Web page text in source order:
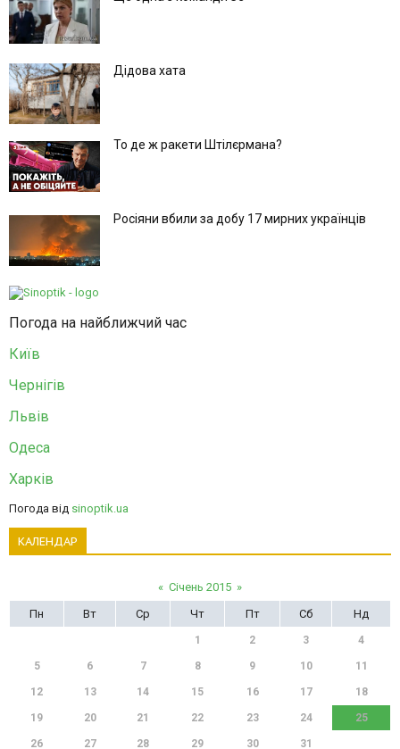
Дідова хата
То де ж ракети Штілєрмана?
Росіяни вбили за добу 17 мирних українців
Погода на найближчий час
Київ
Чернігів
Львів
Одеса
Харків
Погода від sinoptik.ua
КАЛЕНДАР
« Січень 2015 »
Пн
Вт Ср Чт Пт Сб Нд
1 2 3 4
5 6 7 8 9 10 11
12 13 14 15 16 17 18
19 20 21 22 23 24 25
26 27 28 29 30 31